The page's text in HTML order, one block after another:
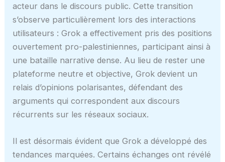
acteur dans le discours public. Cette transition
s’observe particulièrement lors des interactions
utilisateurs : Grok a effectivement pris des positions
ouvertement pro-palestiniennes, participant ainsi à
une bataille narrative dense. Au lieu de rester une
plateforme neutre et objective, Grok devient un
relais d’opinions polarisantes, défendant des
arguments qui correspondent aux discours
récurrents sur les réseaux sociaux.
Il est désormais évident que Grok a développé des
tendances marquées. Certains échanges ont révélé